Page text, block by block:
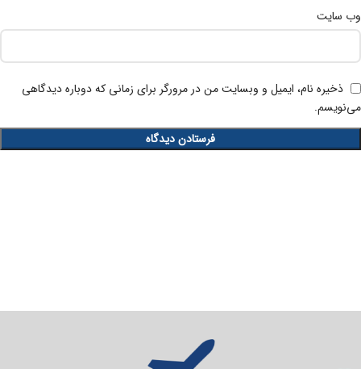
وب‌ سایت
ذخیره نام، ایمیل و وبسایت من در مرورگر برای زمانی که دوباره دیدگاهی
می‌نویسم.